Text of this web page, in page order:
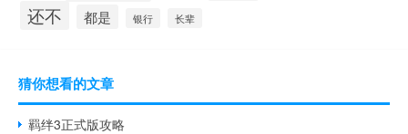
还不 都是 银行 长辈
猜你想看的文章
羁绊3正式版攻略